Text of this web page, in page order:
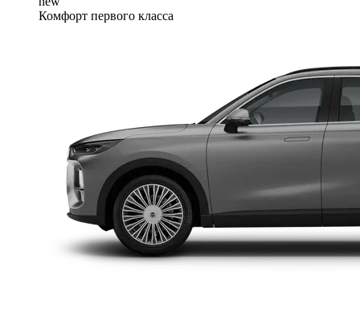
Комфорт первого класса